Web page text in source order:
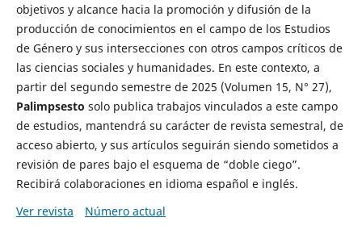
objetivos y alcance hacia la promoción y difusión de la
producción de conocimientos en el campo de los Estudios
de Género y sus intersecciones con otros campos críticos de
las ciencias sociales y humanidades. En este contexto, a
partir del segundo semestre de 2025 (Volumen 15, N° 27),
Palimpsesto solo publica trabajos vinculados a este campo
de estudios, mantendrá su carácter de revista semestral, de
acceso abierto, y sus artículos seguirán siendo sometidos a
revisión de pares bajo el esquema de “doble ciego”.
Recibirá colaboraciones en idioma español e inglés.
Ver revista
Número actual